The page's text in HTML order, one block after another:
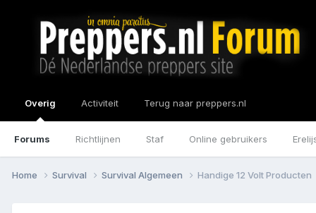
Overig
Forums Richtlijnen Staf Online gebruikers
Activiteit Terug naar preppers.nl
Home Survival Survival Algemeen Handige 12 Volt Producten